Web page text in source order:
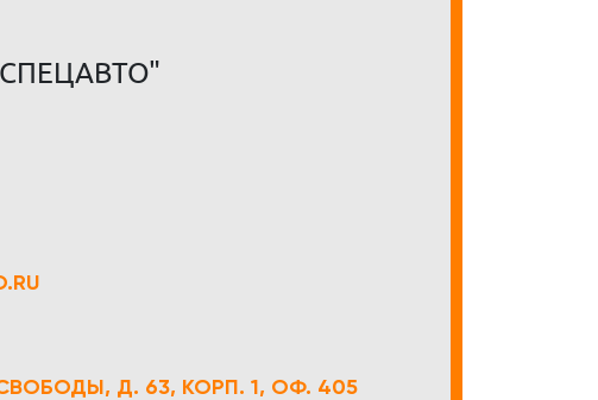
Д. 63, КОРП. 1, ОФ. 405